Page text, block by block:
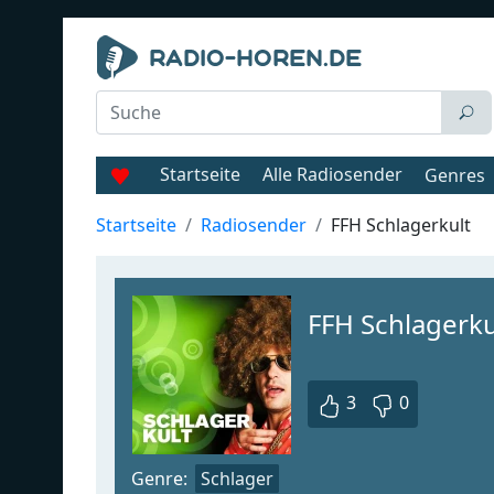
Startseite Alle Radiosender Genres
Startseite Radiosender FFH Schlagerkult
FFH
3 0
Genre: Schlager